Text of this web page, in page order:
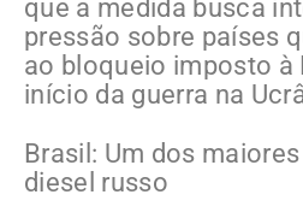
que a medida busca
pressão sobre países
ao bloqueio imposto à
início da guerra na
Brasil: Um dos
diesel russo